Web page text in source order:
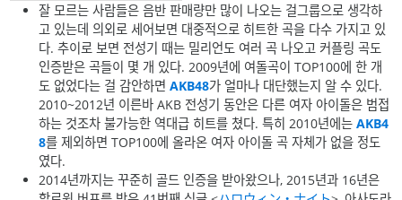
잘 모르는 사람들은 음반 판매량만 많이 나오는 걸그룹으로 생각하
고 있는데 의외로 세어보면 대중적으로 히트한 곡을 다수 가지고 있
다. 추이로 보면 전성기 때는 밀리언도 여러 곡 나오고 커플링 곡도
인증받은 곡들이 몇 개 있다. 2009년에 여돌곡이 TOP100에 한 개
도 없었다는 걸 감안하면AKB48가 얼마나 대단했는지 알 수 있다.
2010~2012년 이른바 AKB 전성기 동안은 다른 여자 아이돌은 범접
하는 것조차 불가능한 역대급 히트를 쳤다. 특히 2010년에는AKB4
8를 제외하면 TOP100에 올라온 여자 아이돌 곡 자체가 없을 정도
였다.
2014년까지는 꾸준히 골드 인증을 받아왔으나, 2015년과 16년은